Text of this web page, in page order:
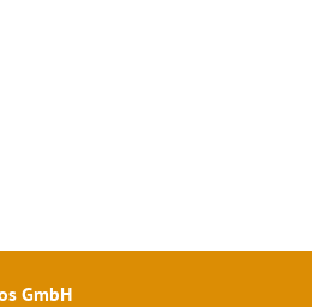
GmbH